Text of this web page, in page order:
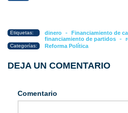
Etiquetas: dinero - Financiamiento de
financiamiento de partidos -
Categorías: Reforma Política
DEJA UN COMENTARIO
Comentario